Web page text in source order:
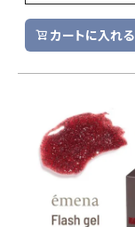
カートに入れる